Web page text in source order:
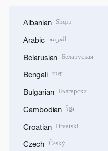
Albanian Shqip
Arabic العربية
Belarusian Беларуская
Bengali বাংলা
Bulgarian Български
Cambodian ខ្មែរ
Croatian Hrvatski
Czech Český